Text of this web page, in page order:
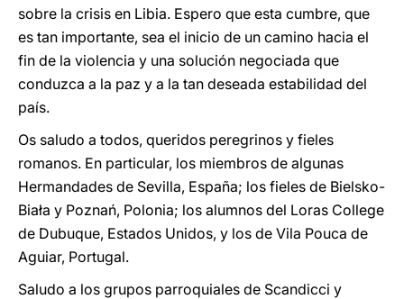
sobre la crisis en Libia. Espero que esta cumbre, que
es tan importante, sea el inicio de un camino hacia el
fin de la violencia y una solución negociada que
conduzca a la paz y a la tan deseada estabilidad del
país.
Os saludo a todos, queridos peregrinos y fieles
romanos. En particular, los miembros de algunas
Hermandades de Sevilla, España; los fieles de Bielsko-
Biała y Poznań, Polonia; los alumnos del Loras College
de Dubuque, Estados Unidos, y los de Vila Pouca de
Aguiar, Portugal.
Saludo a los grupos parroquiales de Scandicci y